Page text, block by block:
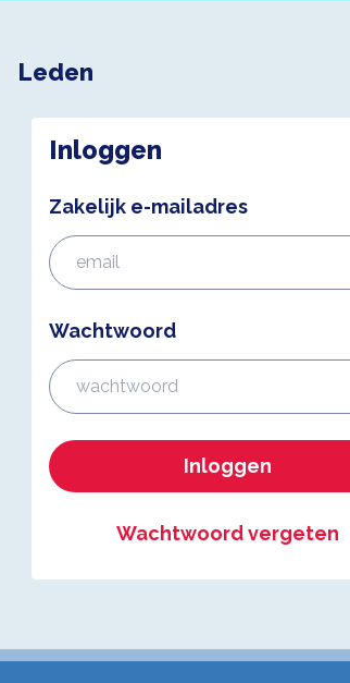
Leden
Inloggen
Zakelijk e-mailadres
Wachtwoord
Inloggen
Wachtwoord vergeten